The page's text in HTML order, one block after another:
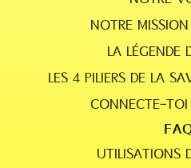
NOTRE
LA LÉGENDE
LES 4 PILIERS DE LA
CONNECTE-
UTILISATIONS